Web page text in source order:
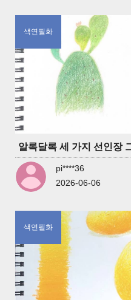
색연필화
알록달록 세 가지 선인장
pi****36
2026-06-06
색연필화